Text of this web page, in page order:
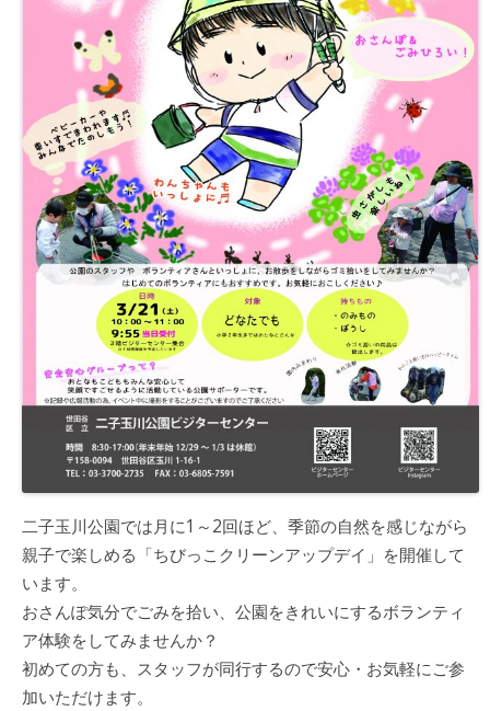
二子玉川公園では月に1～2回ほど、季節の自然を感じながら
親子で楽しめる「ちびっこクリーンアップデイ」を開催して
います。
おさんぽ気分でごみを拾い、公園をきれいにするボランティ
ア体験をしてみませんか？
初めての方も、スタッフが同行するので安心・お気軽にご参
加いただけます。